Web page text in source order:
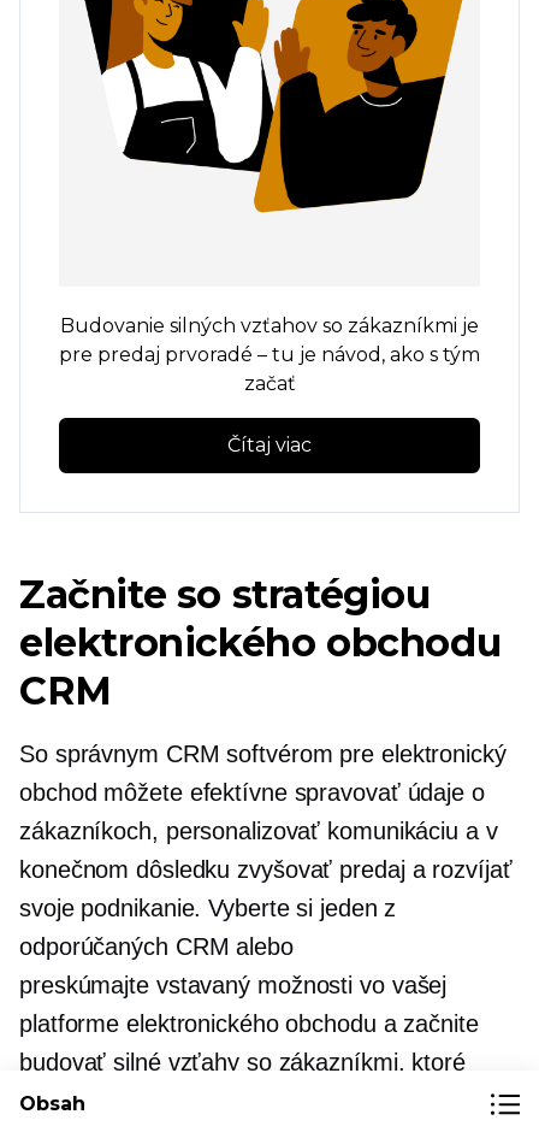
Budovanie silných vzťahov so zákazníkmi je
pre predaj prvoradé – tu je návod, ako s tým
začať
Čítaj viac
Začnite so stratégiou
elektronického obchodu
CRM
So správnym CRM softvérom pre elektronický
obchod môžete efektívne spravovať údaje o
zákazníkoch, personalizovať komunikáciu a v
konečnom dôsledku zvyšovať predaj a rozvíjať
svoje podnikanie. Vyberte si jeden z
odporúčaných CRM alebo
preskúmajte vstavaný možnosti vo vašej
platforme elektronického obchodu a začnite
budovať silné vzťahy so zákazníkmi, ktoré
budú z dlhodobého hľadiska prínosom pre
Obsah